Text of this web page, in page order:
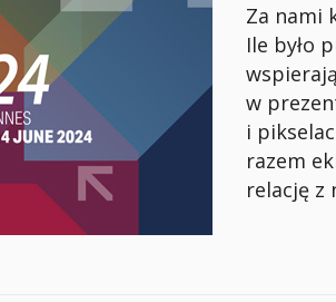
Za nami
Ile było
w
i
razem
relację z